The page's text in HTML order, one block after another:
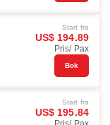
Start fra
US$ 194.89
Pris/ Pax
Bok
Start fra
US$ 195.84